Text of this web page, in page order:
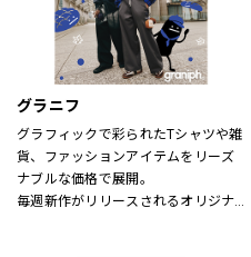
グラニフ
グラフィックで彩られたTシャツや雑
貨、ファッションアイテムをリーズ
ナブルな価格で展開。
毎週新作がリリースされるオリジナ